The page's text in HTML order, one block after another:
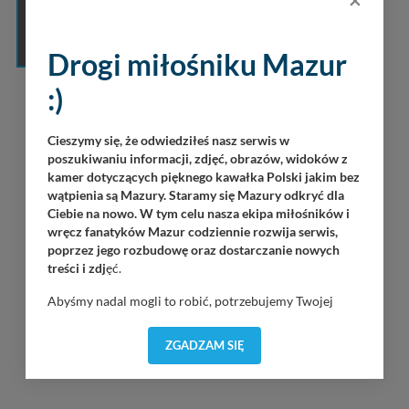
INNE PORTY W OKOLICY
Drogi miłośniku Mazur
:)
Cieszymy się, że odwiedziłeś nasz serwis w
poszukiwaniu informacji, zdjęć, obrazów, widoków z
kamer dotyczących pięknego kawałka Polski jakim bez
wątpienia są Mazury. Staramy się Mazury odkryć dla
Ciebie na nowo. W tym celu nasza ekipa miłośników i
wręcz fanatyków Mazur codziennie rozwija serwis,
poprzez jego rozbudowę oraz dostarczanie nowych
treści i zdjęć.
Abyśmy nadal mogli to robić, potrzebujemy Twojej
dostosować do Twoich preferencji. Twoje dane (w tym
pliki cookies) będą zapisywane w celu usprawnienia
ZGADZAM SIĘ